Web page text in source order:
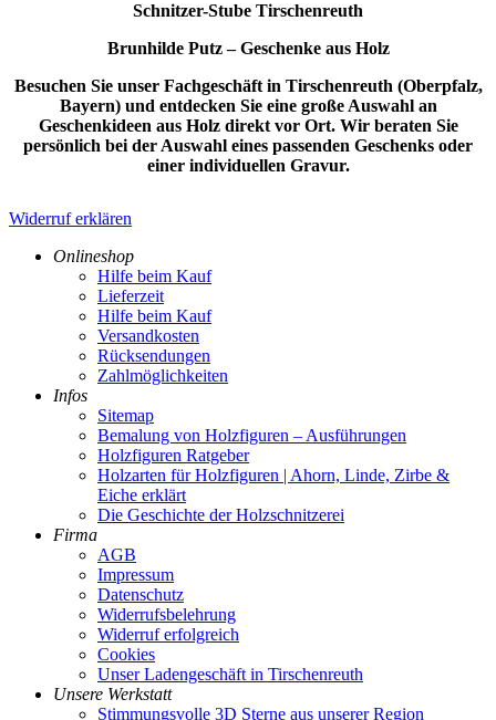
Schnitzer-Stube Tirschenreuth
Brunhilde Putz – Geschenke aus Holz
Besuchen Sie unser Fachgeschäft in Tirschenreuth (Oberpfalz,
Bayern) und entdecken Sie eine große Auswahl an
Geschenkideen aus Holz direkt vor Ort. Wir beraten Sie
persönlich bei der Auswahl eines passenden Geschenks oder
einer individuellen Gravur.
Widerruf erklären
Onlineshop
Hilfe beim Kauf
Lieferzeit
Hilfe beim Kauf
Versandkosten
Rücksendungen
Zahlmöglichkeiten
Infos
Sitemap
Bemalung von Holzfiguren – Ausführungen
Holzfiguren Ratgeber
Holzarten für Holzfiguren | Ahorn, Linde, Zirbe &
Eiche erklärt
Die Geschichte der Holzschnitzerei
Firma
AGB
Impressum
Datenschutz
Widerrufsbelehrung
Widerruf erfolgreich
Cookies
Unser Ladengeschäft in Tirschenreuth
Unsere Werkstatt
Stimmungsvolle 3D Sterne aus unserer Region